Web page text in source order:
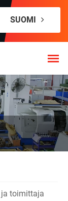
SUOMI
toimittaja